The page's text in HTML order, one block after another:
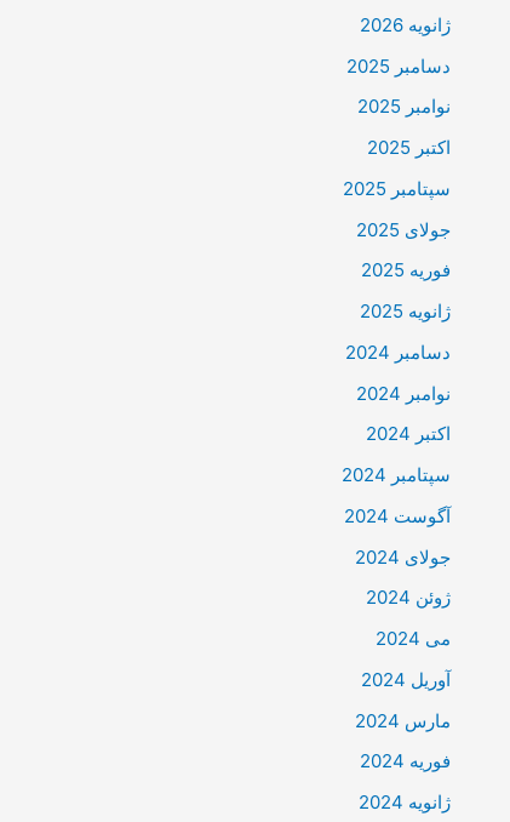
ژانویه 2026
دسامبر 2025
نوامبر 2025
اکتبر 2025
سپتامبر 2025
جولای 2025
فوریه 2025
ژانویه 2025
دسامبر 2024
نوامبر 2024
اکتبر 2024
سپتامبر 2024
آگوست 2024
جولای 2024
ژوئن 2024
می 2024
آوریل 2024
مارس 2024
فوریه 2024
ژانویه 2024